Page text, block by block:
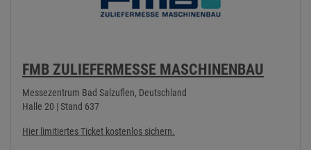
FMB ZULIEFERMESSE MASCHINENBAU
Messezentrum Bad Salzuflen, Deutschland
Halle 20 | Stand 637
Hier limitiertes Ticket kostenlos sichern.